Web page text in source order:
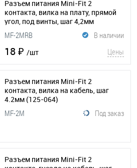
Разъем питания Mini-Fit 2
контакта, вилка на плату, прямой
угол, под винты, шаг 4,2мм
(125-065)
В наличии
MF-2MRB
18 ₽ /шт Цены
Разъем питания Mini-Fit 2
контакта, вилка на кабель, шаг
4.2мм (125-064)
Под заказ
MF-2M
Разъем питания Mini-Fit 2